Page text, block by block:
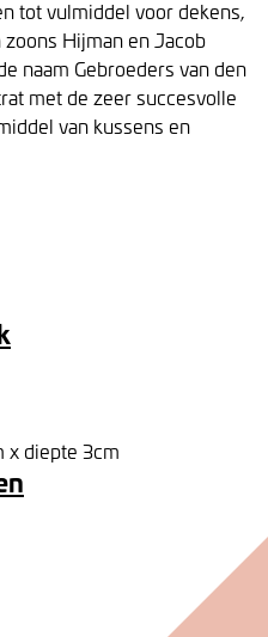
tot vulmiddel voor dekens,
Hijman en Jacob
naam Gebroeders van den
met de zeer succesvolle
van kussens en
x diepte 3cm